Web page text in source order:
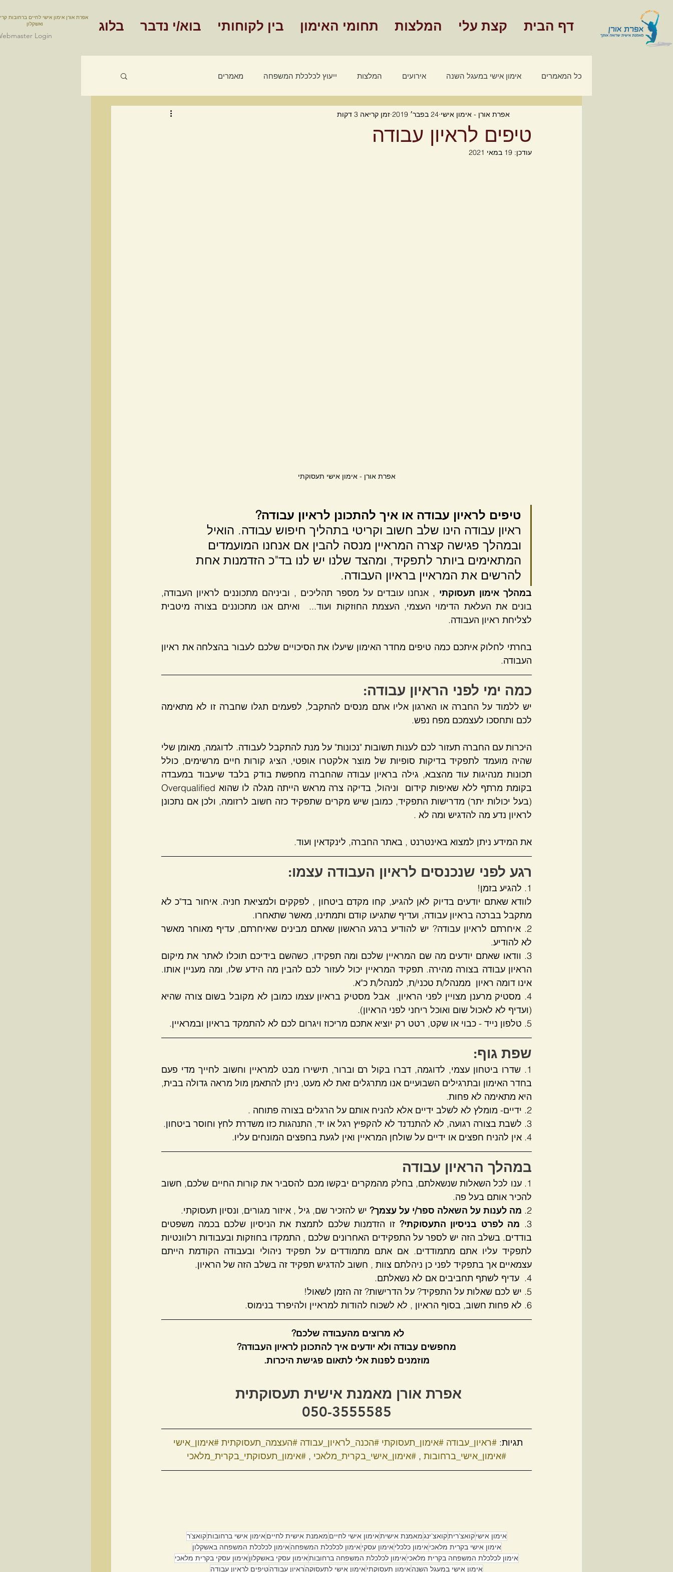
דף הבית קצת עלי המלצות תחומי האימון בין לקוחותי בוא/י נדבר בלוג
אפרת אורן אימון אישי לחיים ברחובות
ואשקלון
Login
כל המאמרים אימון אישי במעגל השנה אירועים המלצות ייעוץ לכלכלת המשפחה מאמרים
מאמרים - אימון כלכלי משפחתי מאמרים אימון אישי סרטונים - אימון אישי אימון תעסוקתי
חינוך פיננסי
טיפים לראיון עבודה
אפרת אורן - אימון אישי 24 בפבר׳ 2019 זמן קריאה 3 דקות
עודכן: 19 במאי 2021
אפרת אורן - אימון אישי תעסוקתי
טיפים לראיון עבודה או איך להתכונן לראיון עבודה?
ראיון עבודה הינו שלב חשוב וקריטי בתהליך חיפוש עבודה. הואיל
ובמהלך פגישה קצרה המראיין מנסה להבין אם אנחנו המועמדים
המתאימים ביותר לתפקיד, ומהצד שלנו יש לנו בד"כ הזדמנות אחת
להרשים את המראיין בראיון העבודה.
במהלך אימון תעסוקתי
לצליחת ראיון העבודה.
העבודה.
כמה ימי לפני הראיון עבודה:
לכם ותחסכו לעצמכם מפח נפש.
לראיון נדע מה להדגיש ומה לא .
את המידע ניתן למצוא באינטרנט , באתר החברה, לינקדאין ועוד.
רגע לפני שנכנסים לראיון העבודה עצמו:
1. להגיע בזמן!
מתקבל בברכה בראיון עבודה, ועדיף שתגיעו קודם ותמתינו, מאשר שתאחרו.
לא להודיע.
אינו דומה ראיון  ממנהל/ת טכני/ת, למנהל/ת כ"א.
(ועדיף לא לאכול שום ואוכל ריחני לפני הראיון).
5. טלפון נייד - כבוי או שקט, רטט רק יוציא אתכם מריכוז ויגרום לכם לא להתמקד בראיון ובמראיין.
שפת גוף:
היא מתאימה לא פחות.
2. ידיים- מומלץ לא לשלב ידיים אלא להניח אותם על הרגלים בצורה פתוחה .
3. לשבת בצורה רגועה, לא להתנדנד לא להקפיץ רגל או יד, התנהגות כזו משדרת לחץ וחוסר ביטחון.
4. אין להניח חפצים או ידיים על שולחן המראיין ואין לגעת בחפצים המונחים עליו.
במהלך הראיון עבודה
להכיר אותם בעל פה.
2. מה לענות על השאלה ספר/י על עצמך? יש להזכיר שם, גיל , איזור מגורים, ונסיון תעסוקתי.
3.
מה לפרט בניסיון התעסוקתי?
עצמאיים אך בתפקיד לפני כן ניהלתם צוות , חשוב להדגיש תפקיד זה בשלב הזה של הראיון.
4.  עדיף לשתף תחביבים אם לא נשאלתם.
5. יש לכם שאלות על התפקיד? על הדרישות? זה הזמן לשאול!
6. לא פחות חשוב, בסוף הראיון , לא לשכוח להודות למראיין ולהיפרד בנימוס.
לא מרוצים מהעבודה שלכם?
מחפשים עבודה ולא יודעים איך להתכונן לראיון העבודה?
מוזמנים לפנות אלי לתאום פגישת היכרות.
אפרת אורן מאמנת אישית תעסוקתית
050-3555585
תגיות: #ראיון_עבודה #אימון_תעסוקתי #הכנה_לראיון_עבודה #העצמה_תעסוקתית #אימון_אישי
#אימון_אישי_ברחובות , #אימון_אישי_בקרית_מלאכי , #אימון_תעסוקתי_בקרית_מלאכי
אימון אישיקואצ'ריתקואצ'ינגמאמנת אישיתאימון אישי לחיים מאמנת אישית לחייםאימון אישי ברחובותקואצ'ר
אימון אישי בקרית מלאכיאימון כלכליאימון עסקיאימון לכלכלת המשפחהאימון לכלכלת המשפחה באשקלון
אימון לכלכלת המשפחה בקרית מלאכיאימון לכלכלת המשפחה ברחובותאימון עסקי באשקלוןאימון עסקי בקרית מלאכי
אימון אישי במעגל השנהאימון תעסוקתיאימון אישי לתעסוקהראיון עבודהטיפים לראיון עבודה